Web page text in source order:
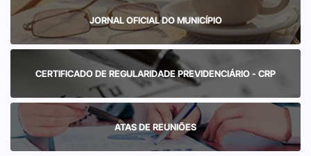
JORNAL OFICIAL DO MUNICÍPIO
CERTIFICADO DE REGULARIDADE PREVIDENCIÁRIO - CRP
ATAS DE REUNIÕES